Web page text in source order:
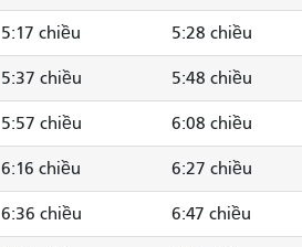
5:17 chiều 5:28 chiều
5:37 chiều 5:48 chiều
5:57 chiều 6:08 chiều
6:16 chiều 6:27 chiều
6:36 chiều 6:47 chiều